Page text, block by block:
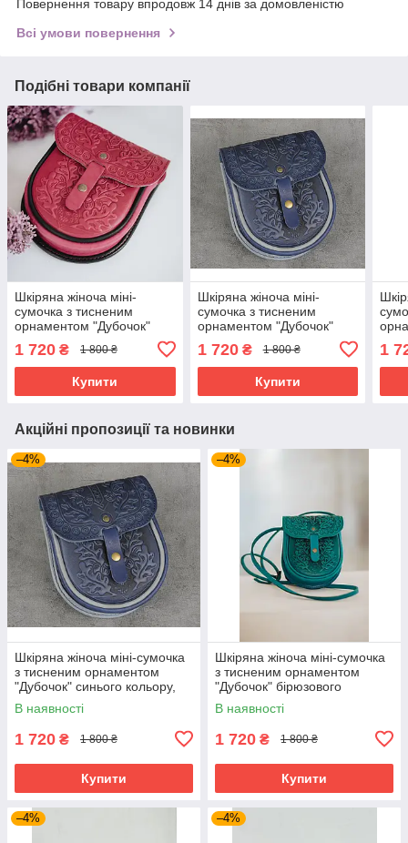
Повернення товару впродовж 14 днів за домовленістю
Всі умови повернення
Подібні товари компанії
Шкіряна жіноча міні-
сумочка з тисненим
орнаментом "Дубочок"
16×19×6 см
1 720 ₴ 1 800 ₴
Купити
Шкіряна жіноча міні-
сумочка з тисненим
орнаментом "Дубочок"
синього кольору, 16×19×6
см
1 720₴ 1 800 ₴
Купити
1
Акційні пропозиції та новинки
–4%
Шкіряна жіноча міні-сумочка
з тисненим орнаментом
"Дубочок" синього кольору,
16×19×6 см
В наявності
1 720 ₴ 1 800 ₴
Купити
–4%
Шкіряна жіноча міні-сумочка
з тисненим орнаментом
"Дубочок" бірюзового
кольору, 16×19×6 см
В наявності
1 720 ₴ 1 800 ₴
Купити
–4% –4%